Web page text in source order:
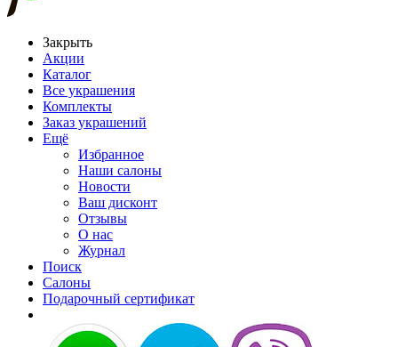
Закрыть
Акции
Каталог
Все украшения
Комплекты
Заказ украшений
Ещё
Избранное
Наши салоны
Новости
Ваш дисконт
Отзывы
О нас
Журнал
Поиск
Салоны
Подарочный сертификат